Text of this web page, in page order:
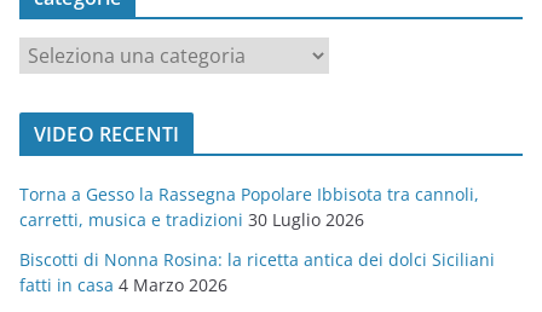
t
o
r
i
e
VIDEO RECENTI
Torna a Gesso la Rassegna Popolare Ibbisota tra cannoli,
carretti, musica e tradizioni 30 Luglio 2026
Biscotti di Nonna Rosina: la ricetta antica dei dolci Siciliani
fatti in casa 4 Marzo 2026